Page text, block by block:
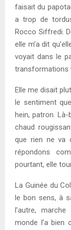
faisait du
a trop de
Rocco Siffredi.
elle m’a dit
voyait dans le
transformations
Elle me disait
le sentiment
hein, patron.
chaud
que rien ne va
répondons
pourtant, elle
La Guinée du
le bon sens, à
l’autre,
monde l’a bien